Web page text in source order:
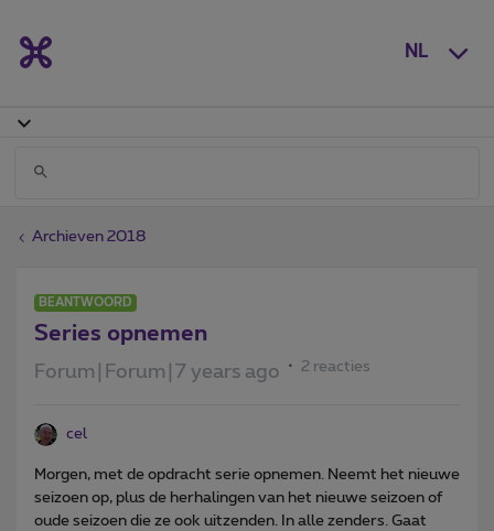
NL
Archieven 2018
BEANTWOORD
Series opnemen
Forum|Forum|7 years ago 2 reacties
cel
Morgen, met de opdracht serie opnemen. Neemt het nieuwe
seizoen op, plus de herhalingen van het nieuwe seizoen of
oude seizoen die ze ook uitzenden. In alle zenders. Gaat